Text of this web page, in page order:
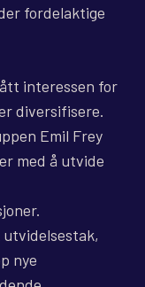
fordelaktige
interessen for
diversifisere.
Emil Frey
med å utvide
nye